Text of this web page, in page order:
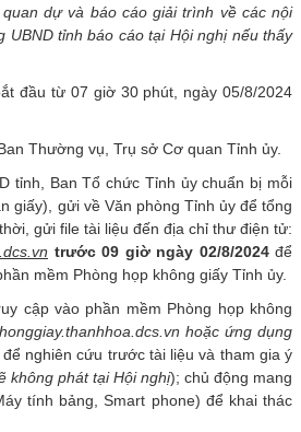
ĐẠO TỈNH
dự và báo cáo giải trình về các nội
UBND tỉnh báo cáo tại Hội nghị nếu thấy
đầu từ 07 giờ 30 phút, ngày 05/8/2024
Thường vụ, Trụ sở Cơ quan Tỉnh ủy.
tỉnh, Ban Tổ chức Tỉnh ủy chuẩn bị mỗi
giấy), gửi về Văn phòng Tỉnh ủy để tổng
gửi file tài liệu đến địa chỉ thư điện tử:
trước 09 giờ ngày 02/8/2024để
mềm Phòng họp không giấy Tỉnh ủy.
cập vào phần mềm Phòng họp không
hoặc ứng dụng
để nghiên cứu trước tài liệu và tham gia ý
không phát tại Hội nghị); chủ động mang
tính bảng, Smart phone) để khai thác